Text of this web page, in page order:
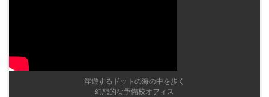
浮遊するドットの海の中を歩く
幻想的な予備校オフィス